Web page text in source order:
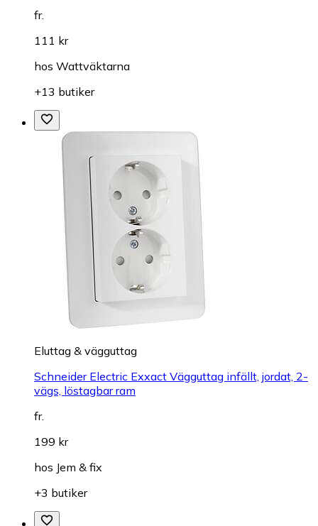
fr.
111 kr
hos Wattväktarna
+13 butiker
Eluttag & vägguttag
Schneider Electric Exxact Vägguttag infällt, jordat, 2-
vägs, löstagbar ram
fr.
199 kr
hos Jem & fix
+3 butiker